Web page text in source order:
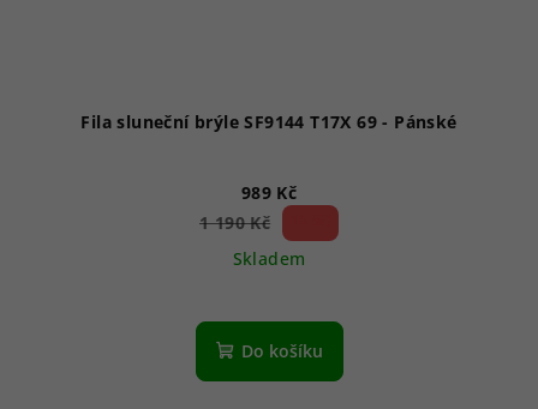
Fila sluneční brýle SF9144 T17X 69 - Pánské
989 Kč
1 190 Kč
Skladem
hodnocení
produktu
Do košíku